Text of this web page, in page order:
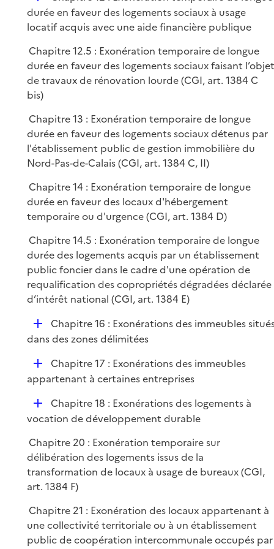
é
p
i
e
r
durée en faveur des logements sociaux à usage
locatif acquis avec une aide financière publique
Chapitre 12.5 : Exonération temporaire de longue
durée en faveur des logements sociaux faisant l’objet
de travaux de rénovation lourde (CGI, art. 1384 C
bis)
Chapitre 13 : Exonération temporaire de longue
durée en faveur des logements sociaux détenus par
l'établissement public de gestion immobilière du
Nord-Pas-de-Calais (CGI, art. 1384 C, II)
Chapitre 14 : Exonération temporaire de longue
durée en faveur des locaux d'hébergement
temporaire ou d'urgence (CGI, art. 1384 D)
Chapitre 14.5 : Exonération temporaire de longue
durée des logements acquis par un établissement
public foncier dans le cadre d'une opération de
requalification des copropriétés dégradées déclarée
d’intérêt national (CGI, art. 1384 E)
D
é
i
Chapitre 16 : Exonérations des immeubles
dans des zones délimitées
D
é
i
r
Chapitre 17 : Exonérations des immeubles
appartenant à certaines entreprises
D
é
l
i
e
r
Chapitre 18 : Exonérations des logements à
vocation de développement durable
Chapitre 20 : Exonération temporaire sur
délibération des logements issus de la
transformation de locaux à usage de bureaux (CGI,
art. 1384 F)
Chapitre 21 : Exonération des locaux appartenant à
une collectivité territoriale ou à un établissement
public de coopération intercommunale occupés par